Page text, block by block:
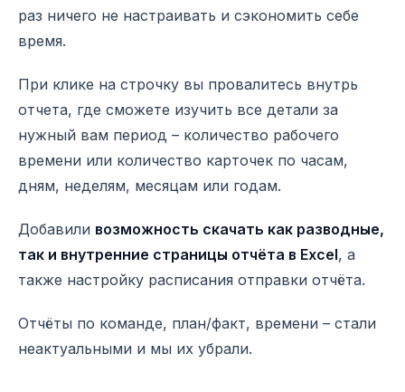
раз ничего не настраивать и сэкономить себе
время.
При клике на строчку вы провалитесь внутрь
отчета, где сможете изучить все детали за
нужный вам период – количество рабочего
времени или количество карточек по часам,
дням, неделям, месяцам или годам.
Добавили возможность скачать как разводные,
так и внутренние страницы отчёта в Excel, а
также настройку расписания отправки отчёта.
Отчёты по команде, план/факт, времени – стали
неактуальными и мы их убрали.